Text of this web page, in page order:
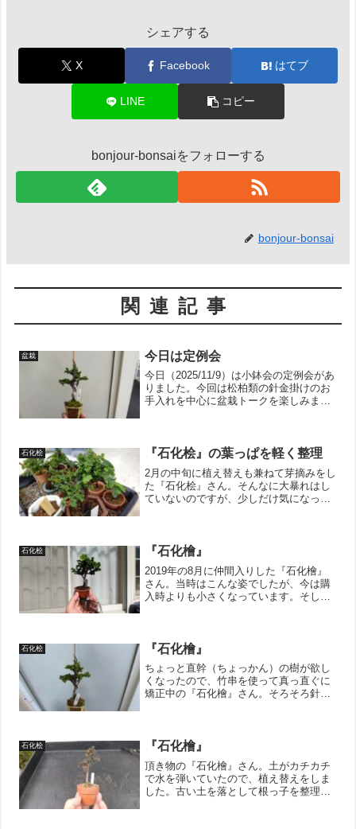
シェアする
X Facebook はてブ
LINE コピー
bonjour-bonsaiをフォローする
bonjour-bonsai
関連記事
盆栽 今日は定例会
今日（2025/11/9）は小鉢会の定例会があ
りました。今回は松柏類の針金掛けのお
手入れを中心に盆栽トークを楽しみまし
みにビフォーは取...
石化桧 『石化桧』の葉っぱを軽く整理
2月の中旬に植え替えも兼ねて芽摘みをし
た『石化桧』さん。そんなに大暴れはし
ていないのですが、少しだけ気になった
るところは流石に無理で...
石化桧 『石化檜』
2019年の8月に仲間入りした『石化檜』
さん。当時はこんな姿でしたが、今は購
入時よりも小さくなっています。そし
は引っ張って葉っぱを取...
石化桧 『石化檜』
ちょっと直幹（ちょっかん）の樹が欲し
くなったので、竹串を使って真っ直ぐに
矯正中の『石化檜』さん。そろそろ針金
ています。 ポチッとし...
石化桧 『石化檜』
頂き物の『石化檜』さん。土がカチカチ
で水を弾いていたので、植え替えをしま
した。古い土を落として根っ子を整理。